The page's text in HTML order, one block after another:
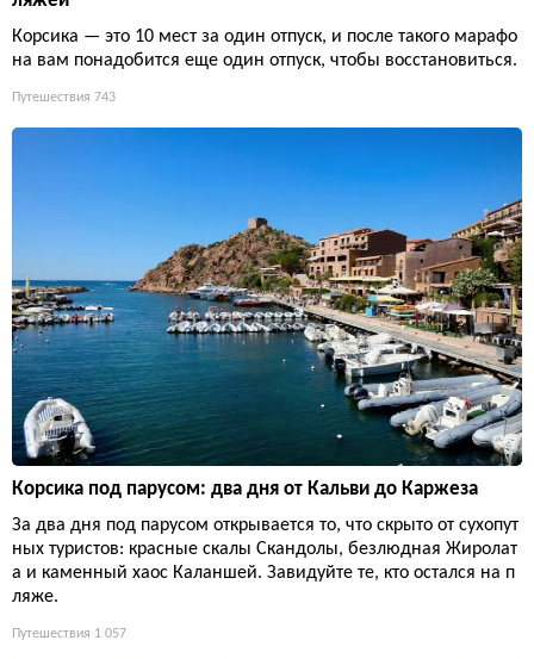
Корсика — это 10 мест за один отпуск, и после такого марафо
на вам понадобится еще один отпуск, чтобы восстановиться.
Путешествия 743
Корсика под парусом: два дня от Кальви до Каржеза
За два дня под парусом открывается то, что скрыто от сухопут
ных туристов: красные скалы Скандолы, безлюдная Жиролат
а и каменный хаос Каланшей. Завидуйте те, кто остался на п
ляже.
Путешествия 1 057